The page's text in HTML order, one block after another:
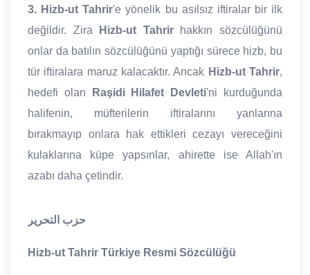
3. Hizb-ut Tahrir'e yönelik bu asılsız iftiralar bir ilk
değildir. Zira
Hizb-ut Tahrirhakkın sözcülüğünü
onlar da batılın sözcülüğünü yaptığı sürece hizb, bu
tür iftiralara maruz kalacaktır. Ancak Hizb-ut Tahrir,
hedefi olan
Raşidi Hilafet Devleti'ni kurduğunda
halifenin, müfterilerin iftiralarını yanlarına
bırakmayıp onlara hak ettikleri cezayı vereceğini
kulaklarına küpe yapsınlar, ahirette ise Allah'ın
azabı daha çetindir.
حزب التحرير
Hizb-ut Tahrir Türkiye Resmi Sözcülüğü